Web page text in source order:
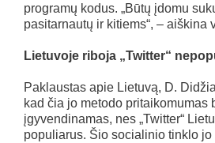
programų kodus. „Būtų įdomu
pasitarnautų ir kitiems“, – aiškina
Lietuvoje riboja „Twitter“
Paklaustas apie Lietuvą, D.
kad čia jo metodo pritaikomumas
įgyvendinamas, nes „Twitter“
populiarus. Šio socialinio tinklo